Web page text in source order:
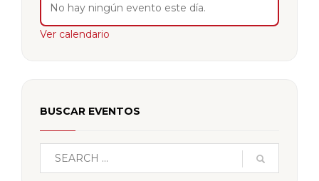
No hay ningún evento este día.
Ver calendario
BUSCAR EVENTOS